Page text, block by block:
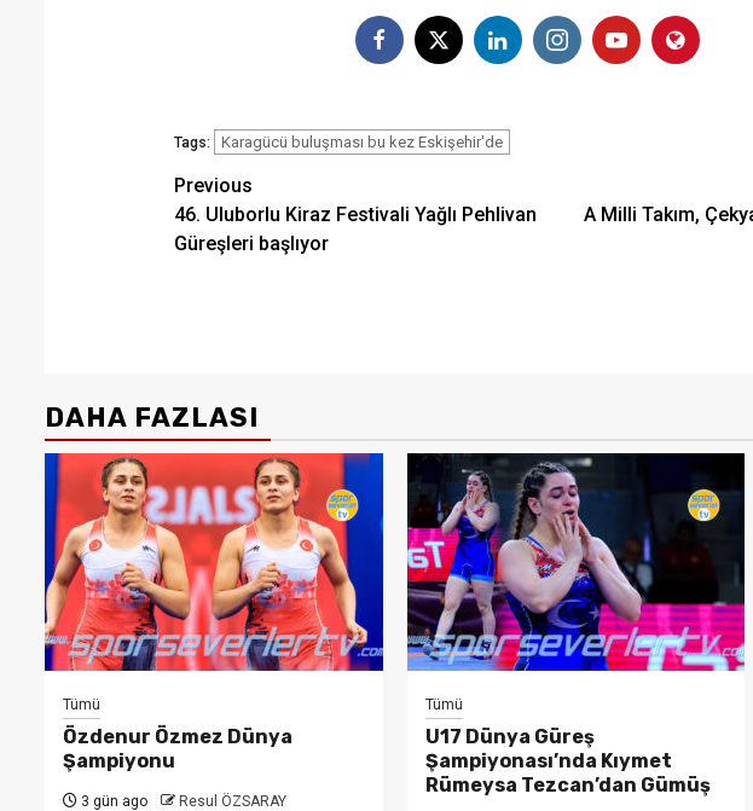
Tags: Karagücü buluşması bu kez Eskişehir'de
Post
navigation
Previous
46. Uluborlu Kiraz Festivali Yağlı Pehlivan
Güreşleri başlıyor
A Milli Takım,
DAHA FAZLASI
Tümü
Özdenur Özmez Dünya
Şampiyonu
3 gün ago Resul ÖZSARAY
Tümü
U17 Dünya Güreş
Şampiyonası’nda Kıymet
Rümeysa Tezcan’dan Gümüş